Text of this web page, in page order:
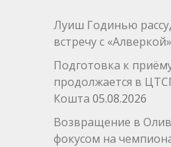
Луиш Годинью
встречу с «Алверкой»
Подготовка к
продолжается в
Кошта 05.08.2026
Возвращение в
фокусом на